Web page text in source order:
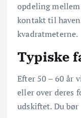
opdeling
kontakt til
kvadratmeterne.
Typiske
Efter 50 – 60 år
eller over deres
udskiftet. Du